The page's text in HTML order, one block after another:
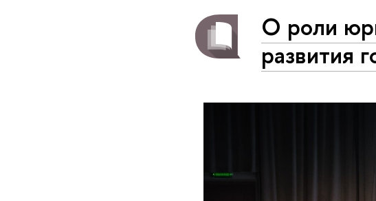
О роли
развития